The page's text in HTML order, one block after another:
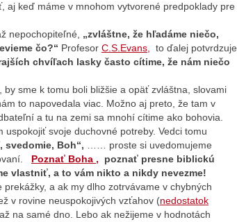
aj keď máme v mnohom vytvorené predpoklady pre
nepochopiteľné, „zvláštne, že hľadáme niečo,
čo?“ Profesor C.S.Evans,
to ďalej potvrdzuje
chvíľach lasky často cítime, že nám niečo
sme k tomu boli bližšie a opäť zvláštna, slovami
to napovedala viac. Možno aj preto, že tam v
a tu na zemi sa mnohí cítime ako bohovia.
svoje duchovné potreby. Vedci tomu
Boh“, …… proste si uvedomujeme
Poznať Boha , poznať presne biblickú
vlastniť, a to vám nikto a nikdy nevezme!
a ak my dlho zotrvávame v chybných
v rovine neuspokojivých vzťahov (nedostatok
na samé dno. Lebo ak nežijeme v hodnotách